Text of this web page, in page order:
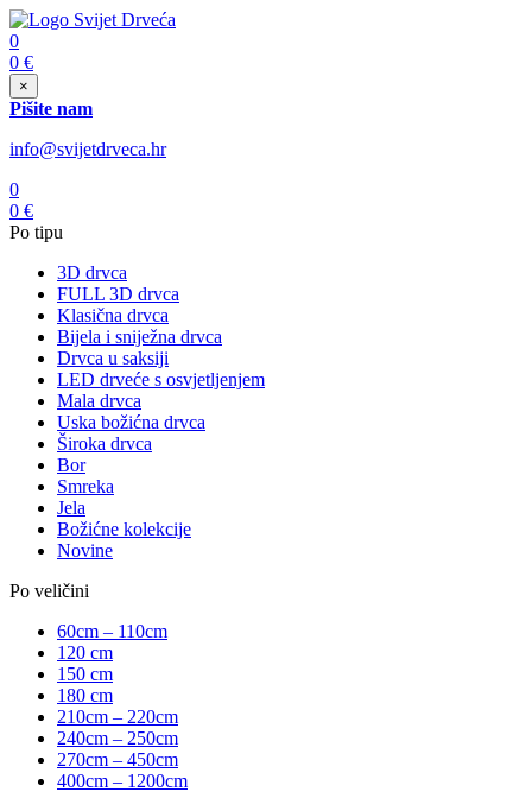
0
0 €
×
Pišite nam
info@svijetdrveca.hr
0
0 €
Po tipu
3D drvca
FULL 3D drvca
Klasična drvca
Bijela i sniježna drvca
Drvca u saksiji
LED drveće s osvjetljenjem
Mala drvca
Uska božićna drvca
Široka drvca
Bor
Smreka
Jela
Božićne kolekcije
Novine
Po veličini
60cm – 110cm
120 cm
150 cm
180 cm
210cm – 220cm
240cm – 250cm
270cm – 450cm
400cm – 1200cm